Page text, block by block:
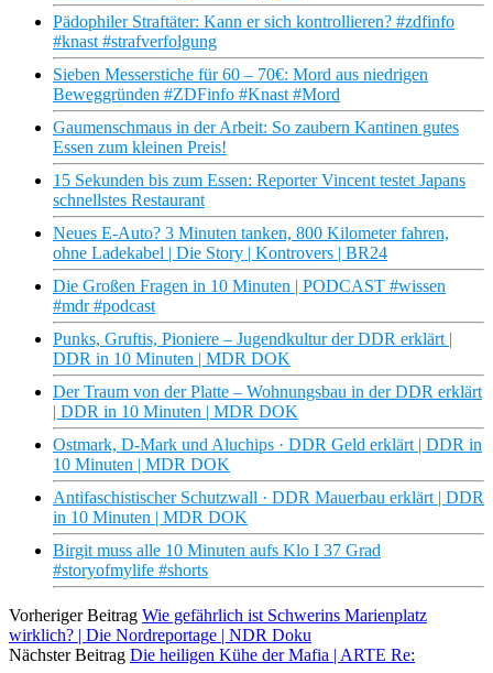
Pädophiler Straftäter: Kann er sich kontrollieren? #zdfinfo
#knast #strafverfolgung
Sieben Messerstiche für 60 – 70€: Mord aus niedrigen
Beweggründen #ZDFinfo #Knast #Mord
Gaumenschmaus in der Arbeit: So zaubern Kantinen gutes
Essen zum kleinen Preis!
15 Sekunden bis zum Essen: Reporter Vincent testet Japans
schnellstes Restaurant
Neues E-Auto? 3 Minuten tanken, 800 Kilometer fahren,
ohne Ladekabel | Die Story | Kontrovers | BR24
Die Großen Fragen in 10 Minuten | PODCAST #wissen
#mdr #podcast
Punks, Gruftis, Pioniere – Jugendkultur der DDR erklärt |
DDR in 10 Minuten | MDR DOK
Der Traum von der Platte – Wohnungsbau in der DDR erklärt
| DDR in 10 Minuten | MDR DOK
Ostmark, D-Mark und Aluchips · DDR Geld erklärt | DDR in
10 Minuten | MDR DOK
Antifaschistischer Schutzwall · DDR Mauerbau erklärt | DDR
in 10 Minuten | MDR DOK
Birgit muss alle 10 Minuten aufs Klo I 37 Grad
#storyofmylife #shorts
Vorheriger Beitrag Wie gefährlich ist Schwerins Marienplatz
wirklich? | Die Nordreportage | NDR Doku
Nächster Beitrag Die heiligen Kühe der Mafia | ARTE Re: